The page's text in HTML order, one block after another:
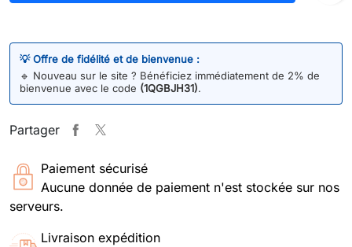
💡 Offre de fidélité et de bienvenue :
🔹 Nouveau sur le site ? Bénéficiez immédiatement de 2% de
bienvenue avec le code (1QGBJH31).
Partager
Paiement sécurisé
Aucune donnée de paiement n'est stockée sur nos
serveurs.
Livraison expédition